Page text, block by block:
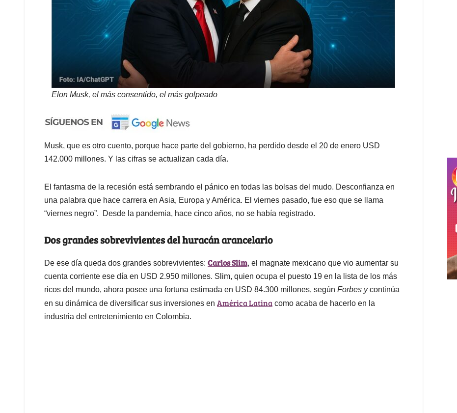
Elon Musk, el más consentido, el más golpeado
Musk, que es otro cuento, porque hace parte del gobierno, ha perdido desde el 20 de enero USD
142.000 millones. Y las cifras se actualizan cada día.
El fantasma de la recesión está sembrando el pánico en todas las bolsas del mudo. Desconfianza en
una palabra que hace carrera en Asia, Europa y América. El viernes pasado, fue eso que se llama
“viernes negro”. Desde la pandemia, hace cinco años, no se había registrado.
Dos grandes sobrevivientes del huracán arancelario
De ese día queda dos grandes sobrevivientes: Carlos Slim, el magnate mexicano que vio aumentar su
cuenta corriente ese día en USD 2.950 millones. Slim, quien ocupa el puesto 19 en la lista de los más
ricos del mundo, ahora posee una fortuna estimada en USD 84.300 millones, según Forbes ycontinúa
en su dinámica de diversificar sus inversiones en América Latina como acaba de hacerlo en la
industria del entretenimiento en Colombia.